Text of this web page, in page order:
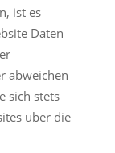
ist es
Daten
abweichen
sich stets
über die